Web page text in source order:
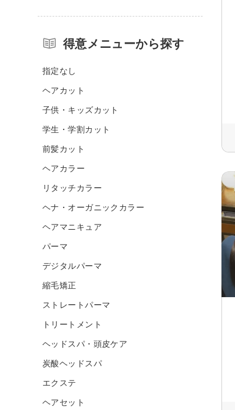
得意メニューから探す
指定なし
ヘアカット
子供・キッズカット
学生・学割カット
前髪カット
ヘアカラー
リタッチカラー
ヘナ・オーガニックカラー
ヘアマニキュア
パーマ
デジタルパーマ
縮毛矯正
ストレートパーマ
トリートメント
ヘッドスパ・頭皮ケア
炭酸ヘッドスパ
エクステ
ヘアセット